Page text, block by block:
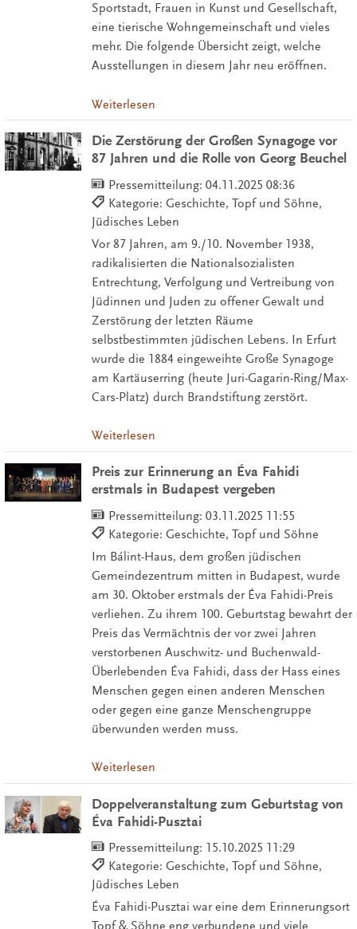
Sportstadt, Frauen in Kunst und Gesellschaft,
eine tierische Wohngemeinschaft und vieles
mehr. Die folgende Übersicht zeigt, welche
Ausstellungen in diesem Jahr neu eröffnen.
Weiterlesen
Die Zerstörung der Großen Synagoge vor
87 Jahren und die Rolle von Georg Beuchel
Pressemitteilung: 04.11.2025 08:36
Kategorie: Geschichte, Topf und Söhne,
Jüdisches Leben
Vor 87 Jahren, am 9./10. November 1938,
radikalisierten die Nationalsozialisten
Entrechtung, Verfolgung und Vertreibung von
Jüdinnen und Juden zu offener Gewalt und
Zerstörung der letzten Räume
selbstbestimmten jüdischen Lebens. In Erfurt
wurde die 1884 eingeweihte Große Synagoge
am Kartäuserring (heute Juri-Gagarin-Ring/Max-
Cars-Platz) durch Brandstiftung zerstört.
Weiterlesen
Preis zur Erinnerung an Éva Fahidi
erstmals in Budapest vergeben
Pressemitteilung: 03.11.2025 11:55
Kategorie: Geschichte, Topf und Söhne
Im Bálint-Haus, dem großen jüdischen
Gemeindezentrum mitten in Budapest, wurde
am 30. Oktober erstmals der Éva Fahidi-Preis
verliehen. Zu ihrem 100. Geburtstag bewahrt der
Preis das Vermächtnis der vor zwei Jahren
verstorbenen Auschwitz- und Buchenwald-
Überlebenden Éva Fahidi, dass der Hass eines
Menschen gegen einen anderen Menschen
oder gegen eine ganze Menschengruppe
überwunden werden muss.
Weiterlesen
Doppelveranstaltung zum Geburtstag von
Éva Fahidi-Pusztai
Pressemitteilung: 15.10.2025 11:29
Kategorie: Geschichte, Topf und Söhne,
Jüdisches Leben
Éva Fahidi-Pusztai war eine dem Erinnerungsort
Topf & Söhne eng verbundene und viele